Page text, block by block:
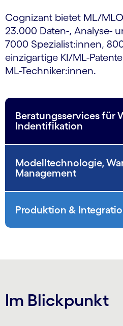
Cognizant bietet ML/
23.000 Daten-, Analyse-
7000 Spezialist:innen,
einzigartige KI/ML-
ML-Techniker:innen.
Beratungsservices für
Indentifikation
Modelltechnologie,
Management
Produktion &
Im Blickpunkt